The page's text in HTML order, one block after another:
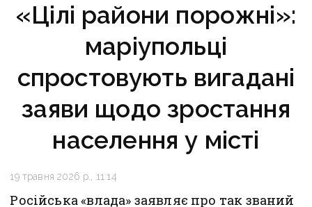
«Цілі райони порожні»:
маріупольці
спростовують вигадані
заяви щодо зростання
населення у місті
19 травня 2026 р., 11:14
Російська «влада» заявляє про так званий